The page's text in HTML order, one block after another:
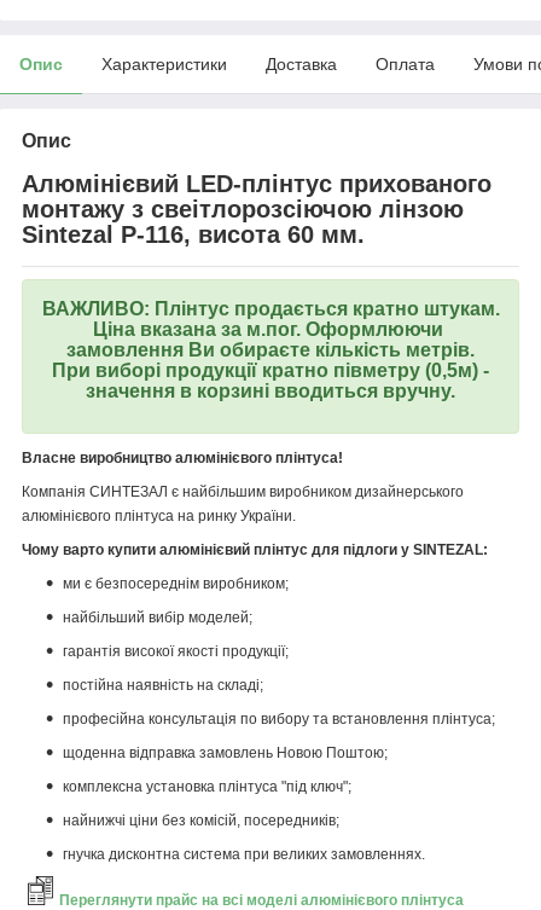
Опис Характеристики Доставка Оплата Умови
Опис
Алюмінієвий LED-плінтус прихованого
монтажу з свеітлорозсіючою лінзою
Sintezal Р-116, висота 60 мм.
ВАЖЛИВО: Плінтус продається кратно штукам.
Ціна вказана за м.пог. Оформлюючи
замовлення Ви обираєте кількість метрів.
При виборі продукції кратно півметру (0,5м) -
значення в корзині вводиться вручну.
Власне виробництво алюмінієвого плінтуса!
Компанія СИНТЕЗАЛ є найбільшим виробником дизайнерського
алюмінієвого плінтуса на ринку України.
Чому варто купити алюмінієвий плінтус для підлоги у SINTEZAL:
ми є безпосереднім виробником;
найбільший вибір моделей;
гарантія високої якості продукції;
постійна наявність на складі;
професійна консультація по вибору та встановлення плінтуса;
щоденна відправка замовлень Новою Поштою;
комплексна установка плінтуса "під ключ";
найнижчі ціни без комісій, посередників;
гнучка дисконтна система при великих замовленнях.
Переглянути прайс на всі моделі алюмінієвого плінтуса